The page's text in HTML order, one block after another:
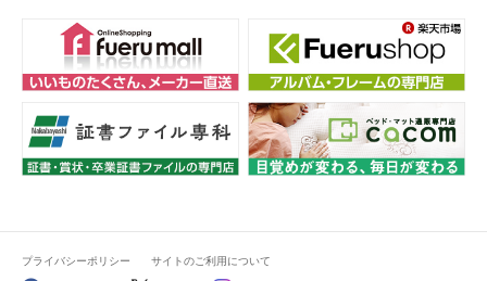
プライバシーポリシー サイトのご利用について